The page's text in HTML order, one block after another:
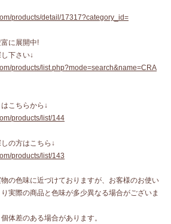
products/detail/17317?category_id=
に展開中!
下さい↓
products/list.php?mode=search&name=CRA
こちらから↓
products/list/144
の方はこちら↓
products/list/143
の色味に近づけておりますが、お客様のお使い
実際の商品と色味が多少異なる場合がございま
体差のある場合があります。